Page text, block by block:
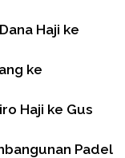
Haji ke
ke
Haji ke Gus
Padel